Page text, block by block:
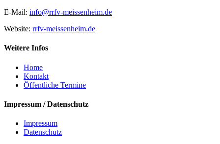
E-Mail: info@rrfv-meissenheim.de
Website: rrfv-meissenheim.de
Weitere Infos
Home
Kontakt
Öffentliche Termine
Impressum / Datenschutz
Impressum
Datenschutz